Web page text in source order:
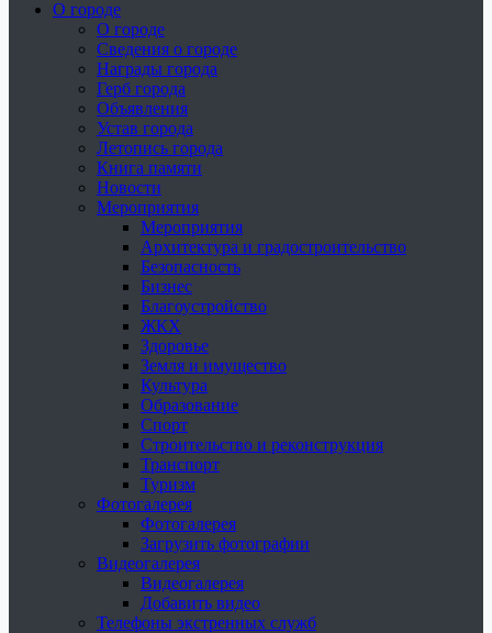
О городе
О городе
Сведения о городе
Награды города
Герб города
Объявления
Устав города
Летопись города
Книга памяти
Новости
Мероприятия
Мероприятия
Архитектура и градостроительство
Безопасность
Бизнес
Благоустройство
ЖКХ
Здоровье
Земля и имущество
Культура
Образование
Спорт
Строительство и реконструкция
Транспорт
Туризм
Фотогалерея
Фотогалерея
Загрузить фотографии
Видеогалерея
Видеогалерея
Добавить видео
Телефоны экстренных служб